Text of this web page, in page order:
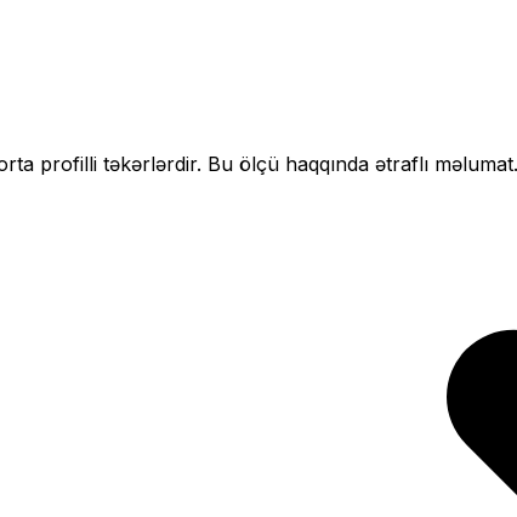
profilli təkərlərdir. Bu ölçü haqqında ətraflı məlumat.